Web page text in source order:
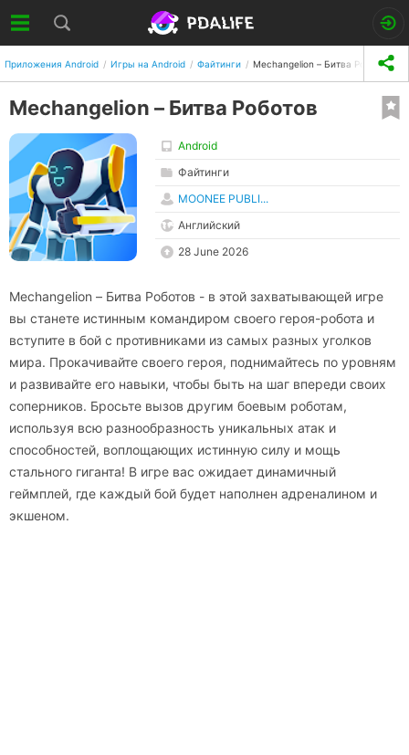
Приложения Android Игры на Android Файтинги Mechangelion – Битва Роботов
Mechangelion – Битва Роботов
Android
Файтинги
MOONEE PUBLI...
Английский
28 June 2026
Mechangelion – Битва Роботов - в этой захватывающей игре
вы станете истинным командиром своего героя-робота и
вступите в бой с противниками из самых разных уголков
мира. Прокачивайте своего героя, поднимайтесь по уровням
и развивайте его навыки, чтобы быть на шаг впереди своих
соперников. Бросьте вызов другим боевым роботам,
используя всю разнообразность уникальных атак и
способностей, воплощающих истинную силу и мощь
стального гиганта! В игре вас ожидает динамичный
геймплей, где каждый бой будет наполнен адреналином и
экшеном.